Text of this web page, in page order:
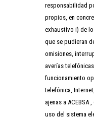
responsabilidad
propios, en
exhaustivo i) de
que se pudieran
omisiones,
averías
funcionamiento
telefónica,
ajenas a
uso del sistema